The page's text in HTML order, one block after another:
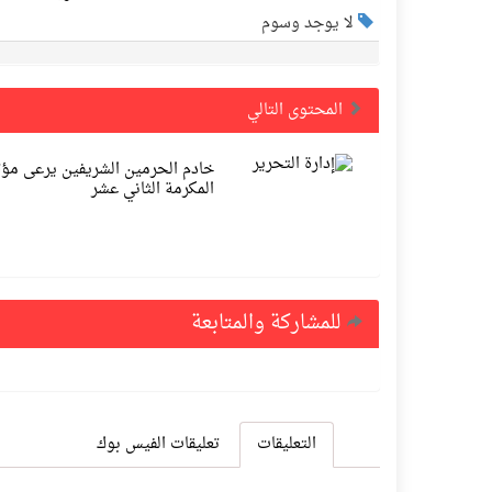
لا يوجد وسوم
المحتوى التالي
خادم الحرمين الشريفين يرعى
المكرمة الثاني عشر
للمشاركة والمتابعة
التعليقات تعليقات الفيس بوك